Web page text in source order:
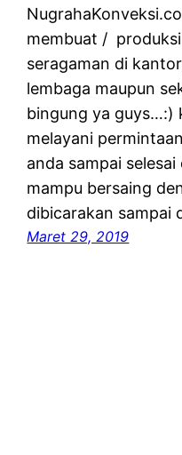
membuat /
seragaman di
lembaga maupun
bingung ya guys…:)
melayani
anda sampai
mampu bersaing
dibicarakan sampai
Maret 29, 2019